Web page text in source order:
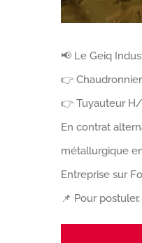
📢 Le Geiq
👉
👉 Tuyauteur
En contrat
métallurgique
Entreprise sur
📌 Pour